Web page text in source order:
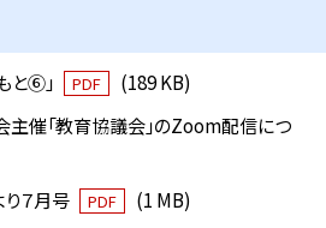
と⑥」 PDF
(189 KB)
催「教育協議会」のZoom配信につ
７月号
PDF
(1 MB)